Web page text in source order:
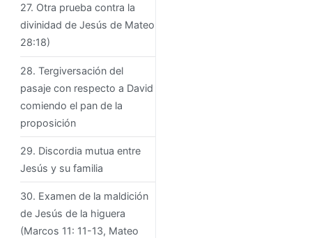
27. Otra prueba contra la
divinidad de Jesús de Mateo
28:18)
28. Tergiversación del
pasaje con respecto a David
comiendo el pan de la
proposición
29. Discordia mutua entre
Jesús y su familia
30. Examen de la maldición
de Jesús de la higuera
(Marcos 11: 11-13, Mateo